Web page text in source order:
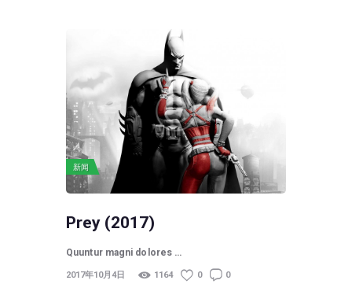
新闻
Prey (2017)
Quuntur magni dolores …
2017年10月4日 1164 0 0